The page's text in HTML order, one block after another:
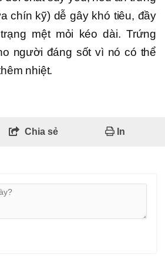
chín kỹ) dễ gây khó tiêu, đầy
mệt mỏi kéo dài. Trứng
người đáng sốt vì nó có thể
nhiệt.
Chia sẻ In